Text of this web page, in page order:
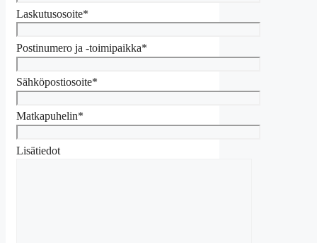
Laskutusosoite*
Postinumero ja -toimipaikka*
Sähköpostiosoite*
Matkapuhelin*
Lisätiedot